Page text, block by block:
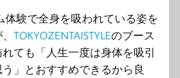
体験で全身を吸われている姿を
TOKYOZENTAISTYLEのブース
ても「人生一度は身体を吸引
」とおすすめできるから良